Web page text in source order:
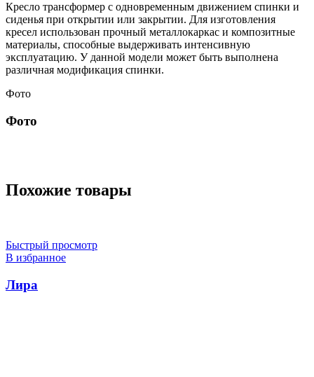
Кресло трансформер с одновременным движением спинки и
сиденья при открытии или закрытии. Для изготовления
кресел использован прочный металлокаркас и композитные
материалы, способные выдерживать интенсивную
эксплуатацию. У данной модели может быть выполнена
различная модификация спинки.
Фото
Фото
Похожие товары
Быстрый просмотр
В избранное
Лира